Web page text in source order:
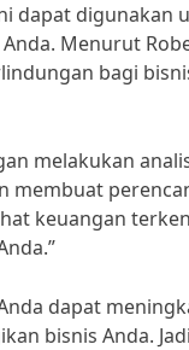
dapat digunakan
Menurut
bagi
melakukan
membuat
keuangan
dapat
bisnis Anda.